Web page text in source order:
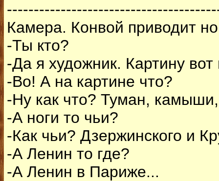
Камера. Конвой приводит
-Ты кто?
-Да я художник. Картину
-Во! А на картине что?
-Ну как что? Туман,
-А ноги то чьи?
-Как чьи? Дзержинского и
-А Ленин то где?
-А Ленин в Париже...